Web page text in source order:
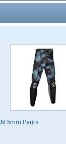
5mm Pants